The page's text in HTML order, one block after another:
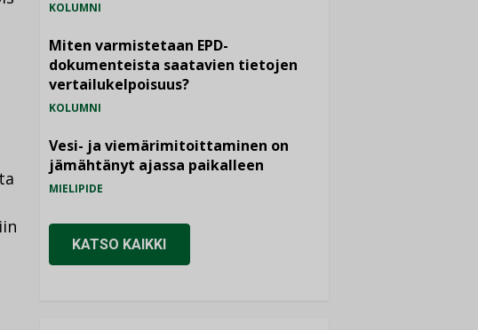
KOLUMNI
Miten varmistetaan EPD-
dokumenteista saatavien tietojen
vertailukelpoisuus?
KOLUMNI
Vesi- ja viemärimitoittaminen on
jämähtänyt ajassa paikalleen
MIELIPIDE
KATSO KAIKKI